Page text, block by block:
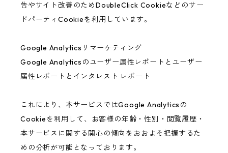
告やサイト改善のためDoubleClick Cookieなどのサー
ドパーティCookieを利用しています。
Google Analyticsリマーケティング
Google Analyticsのユーザー属性レポートとユーザー
属性レポートとインタレスト レポート
これにより、本サービスではGoogle Analyticsの
Cookieを利用して、お客様の年齢・性別・閲覧履歴・
本サービスに関する関心の傾向をおおよそ把握するた
めの分析が可能となっております。